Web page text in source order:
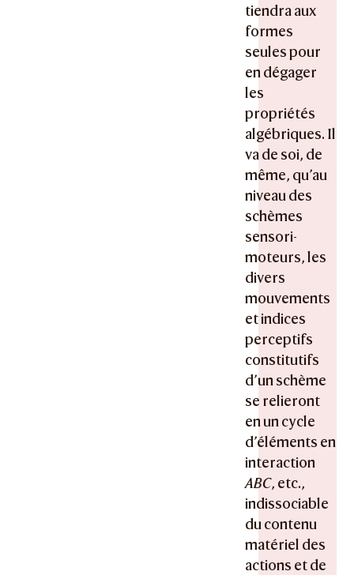
tiendra aux
formes
seules pour
en dégager
les
propriétés
algébriques. Il
va de soi, de
même, qu’au
niveau des
schèmes
sensori-
moteurs, les
divers
mouvements
et indices
perceptifs
constitutifs
d’un schème
se relieront
en un cycle
d’éléments en
interaction
ABC, etc.,
indissociable
du contenu
matériel des
actions et de